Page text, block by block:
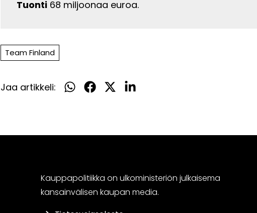
Tuonti 68 miljoonaa euroa.
Team Finland
Jaa artikkeli:
Jaa
Jaa
Jaa
Jaa
Kauppapolitiikka on ulkoministeriön julkaisema
kansainvälisen kaupan media.